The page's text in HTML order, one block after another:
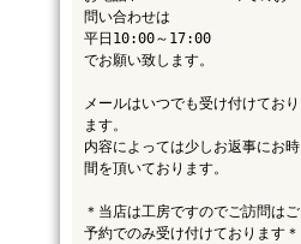
問い合わせは
平日10:00～17:00
でお願い致します。
メールはいつでも受け付けており
ます。
内容によっては少しお返事にお時
間を頂いております。
＊当店は工房ですのでご訪問はご
予約でのみ受け付けております＊